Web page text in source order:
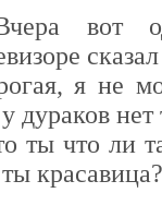
вот
я не
дураков
ты что ли
красавица?